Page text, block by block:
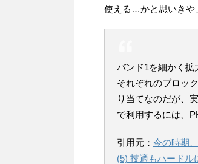
使える…かと思いきや
バンド1を細かく拡
それぞれのブロッ
り当てなのだが、
で利用するには、
引用元： 今の時期
(5) 技適もハードル